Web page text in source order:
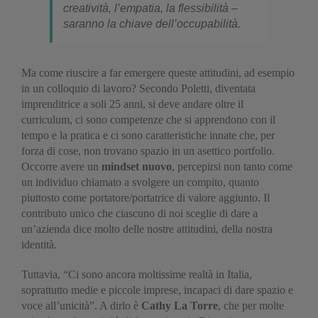
creatività, l’empatia, la flessibilità –
saranno la chiave dell’occupabilità.
Ma come riuscire a far emergere queste attitudini, ad esempio
in un colloquio di lavoro? Secondo Poletti, diventata
imprenditrice a soli 25 anni, si deve andare oltre il
curriculum, ci sono competenze che si apprendono con il
tempo e la pratica e ci sono caratteristiche innate che, per
forza di cose, non trovano spazio in un asettico portfolio.
Occorre avere un mindset nuovo, percepirsi non tanto come
un individuo chiamato a svolgere un compito, quanto
piuttosto come portatore/portatrice di valore aggiunto. Il
contributo unico che ciascuno di noi sceglie di dare a
un’azienda dice molto delle nostre attitudini, della nostra
identità.
Tuttavia, “Ci sono ancora moltissime realtà in Italia,
soprattutto medie e piccole imprese, incapaci di dare spazio e
voce all’unicità”. A dirlo è Cathy La Torre, che per molte